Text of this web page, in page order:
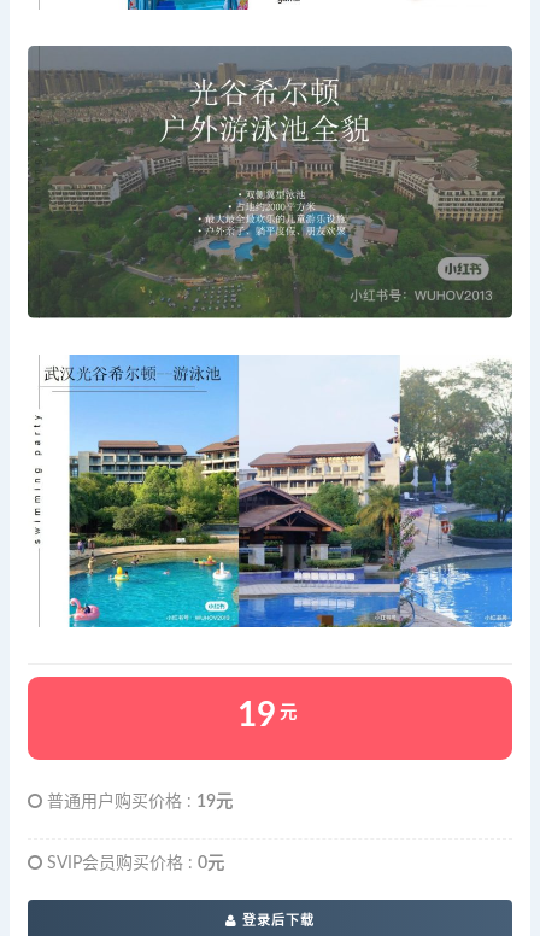
19 元
普通用户购买价格 : 19元
SVIP会员购买价格 : 0元
登录后下载